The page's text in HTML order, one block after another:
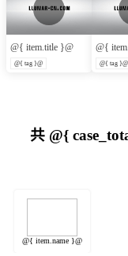
@{ item.title }@
@{ tag }@
@{
@{ tag }@
共 @{
@{ item.name }@